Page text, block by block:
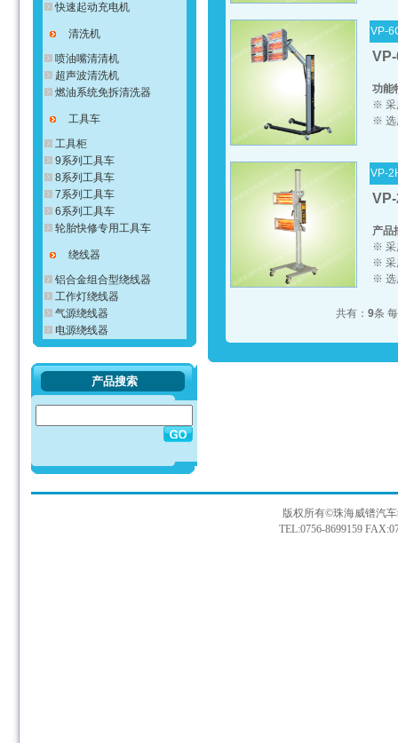
快速起动充电机
清洗机
喷油嘴清清机
超声波清洗机
燃油系统免拆清洗器
工具车
工具柜
9系列工具车
8系列工具车
7系列工具车
6系列工具车
轮胎快修专用工具车
绕线器
铝合金组合型绕线器
工作灯绕线器
气源绕线器
电源绕线器
产品搜索
VP-
功能
※ 采
※ 选
VP-
产品
※ 采
※ 采
※ 选
共有： 9条
版权所有©珠海威镨汽
TEL:0756-8699159